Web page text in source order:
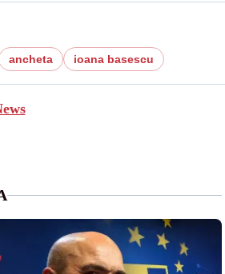
ancheta ioana basescu